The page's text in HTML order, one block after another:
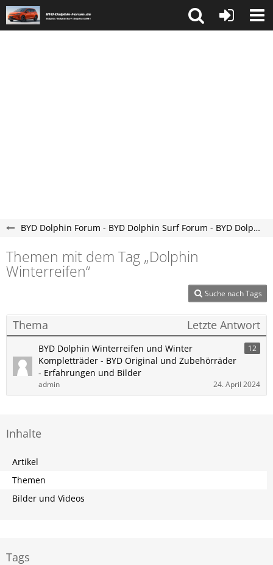
BYD Dolphin Forum - BYD Dolphin Surf Forum - BYD Dolphin G DM-i Forum
Themen mit dem Tag „Dolphin
Winterreifen“
Suche nach Tags
Thema Letzte Antwort
BYD Dolphin Winterreifen und Winter
Kompletträder - BYD Original und Zubehörräder
- Erfahrungen und Bilder
12
admin 24. April 2024
Inhalte
Artikel
Themen
Bilder und Videos
Tags